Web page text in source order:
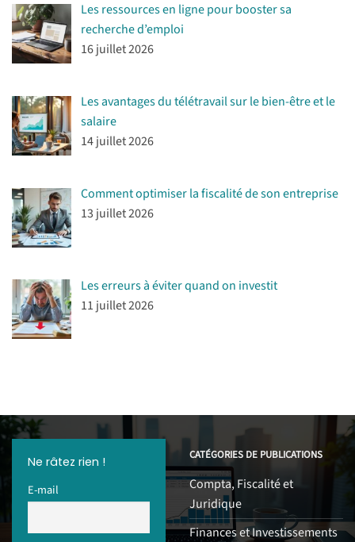
Les ressources en ligne pour booster sa
recherche d’emploi
16 juillet 2026
Les avantages du télétravail sur le bien-être et le
salaire
14 juillet 2026
Comment optimiser la fiscalité de son entreprise
13 juillet 2026
Les erreurs à éviter quand on investit
11 juillet 2026
Ne râtez rien !
E-mail
CATÉGORIES DE PUBLICATIONS
Compta, Fiscalité et
Juridique
Finances et Investissements